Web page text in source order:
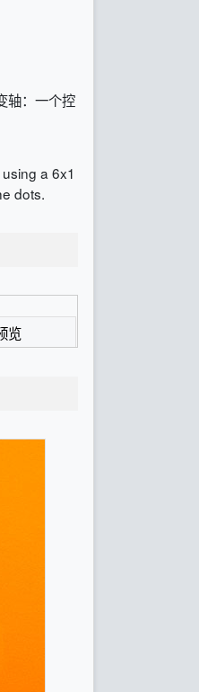
轴：一个控
a 6x1
dots.
览